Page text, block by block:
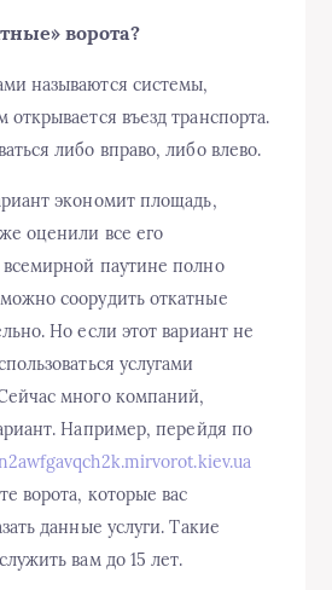
ворота?
называются системы,
открывается въезд транспорта.
либо вправо, либо влево.
экономит площадь,
оценили все его
паутине полно
соорудить откатные
Но если этот вариант не
услугами
много компаний,
Например, перейдя по
ворота, которые вас
данные услуги. Такие
вам до 15 лет.